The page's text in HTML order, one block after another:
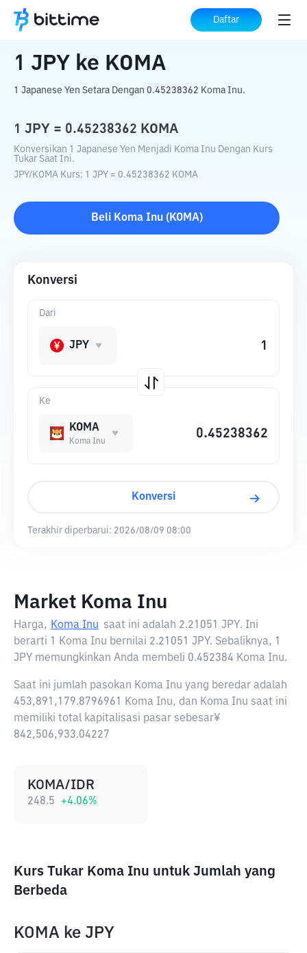
Daftar
Beranda Konverter Kripto ke KOMA
1 JPY ke KOMA
1 Japanese Yen Setara Dengan 0.45238362 Koma Inu.
1 JPY = 0.45238362 KOMA
Konversikan 1 Japanese Yen Menjadi Koma Inu Dengan Kurs
Tukar Saat Ini.
JPY/KOMA Kurs: 1 JPY = 0.45238362 KOMA
Beli Koma Inu( KOMA)
Konversi
Ke
KOMA
Koma Inu
Dari
JPY
Konversi
Terakhir diperbarui: 2026/08/09 08:00
Market Koma Inu
Harga, Koma Inu saat ini adalah 2.21051 JPY. Ini
berarti 1 Koma Inu bernilai 2.21051 JPY. Sebaliknya, 1
JPY memungkinkan Anda membeli 0.452384 Koma Inu.
Saat ini jumlah pasokan Koma Inu yang beredar adalah
453,891,179.8796961 Koma Inu, dan Koma Inu saat ini
memiliki total kapitalisasi pasar sebesar¥
842,506,933.04227
KOMA/IDR
248.5 +4.06%
Kurs Tukar Koma Inu untuk Jumlah yang
Berbeda
KOMA ke JPY